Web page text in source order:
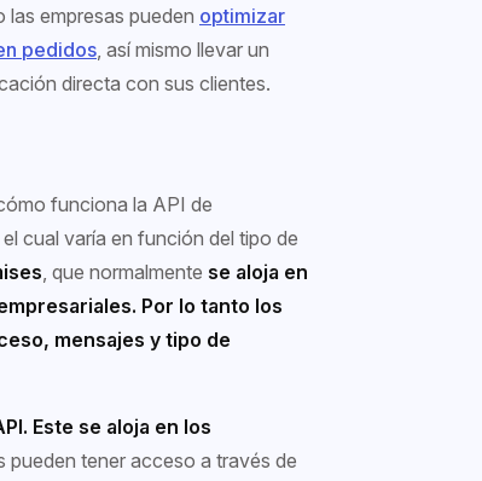
las empresas pueden optimizar
pedidos, así mismo llevar un
directa con sus clientes.
funciona la API de
cual varía en función del tipo de
, que normalmente se aloja en
Por lo tanto los
mensajes y tipo de
Este se aloja en los
pueden tener acceso a través de